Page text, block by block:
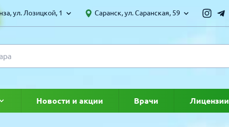
ул. Лозицкой, 1 Саранск, ул. Саранская, 59
Новости и акции Врачи Лицензии